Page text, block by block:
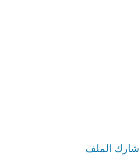
شارك الملف